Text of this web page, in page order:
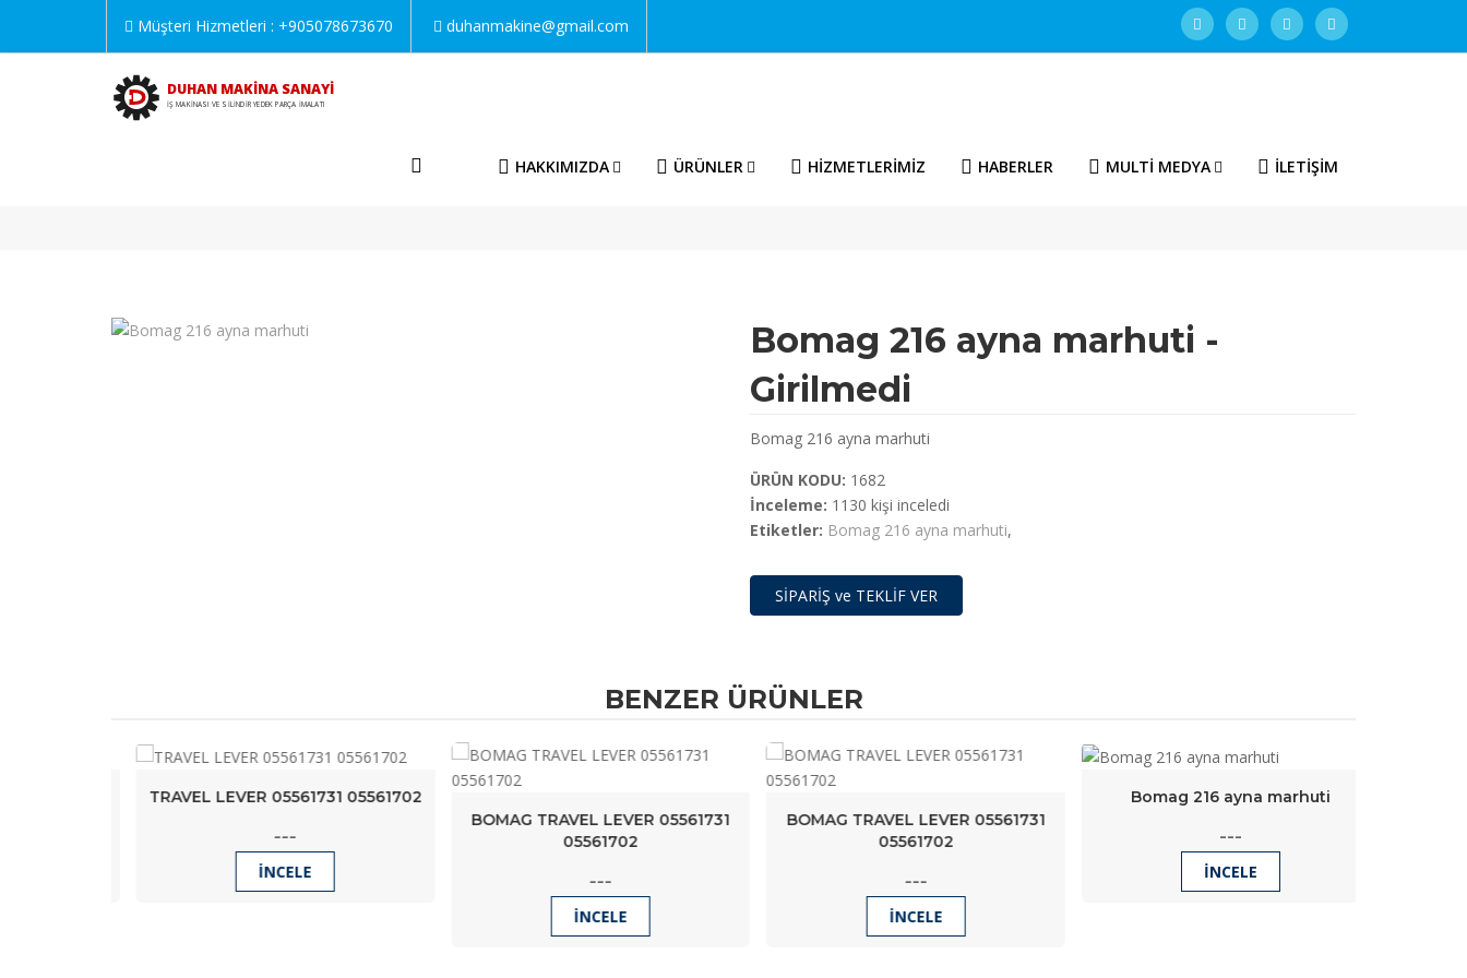
Müşteri Hizmetleri : +905078673670 duhanmakine@gmail.com
DUHAN MAKİNA SANAYİ
İŞ MAKİNASI VE SİLİNDİR YEDEK PARÇA İMALATI
HAKKIMIZDA ÜRÜNLER HİZMETLERİMİZ HABERLER MULTİ MEDYA İLETİŞİM
Bomag 216 ayna marhuti -
Girilmedi
Bomag 216 ayna marhuti
ÜRÜN KODU: 1682
İnceleme: 1130 kişi inceledi
Etiketler: Bomag 216 ayna marhuti,
SİPARİŞ ve TEKLİF VER
BENZER ÜRÜNLER
TRAVEL LEVER 05561731 05561702
İNCELE
BOMAG TRAVEL LEVER 05561731
05561702
İNCELE
BOMAG TRAVEL LEVER 05561731
05561702
İNCELE
Bomag 216 ayna marhuti
İNCELE